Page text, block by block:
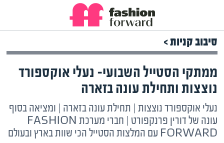
סיבוב קניות >
ממתקי הסטייל השבועי- נעלי אוקספורד
נוצצות ותחילת עונה בזארה
נעלי אוקספורד נוצצות | תחילת עונה בזארה | ומציאה בסוף
עונה של דורין פרנקפורט | חברי מערכת FASHION
FORWARD עם המלצות הסטייל הכי שוות בארץ ובעולם